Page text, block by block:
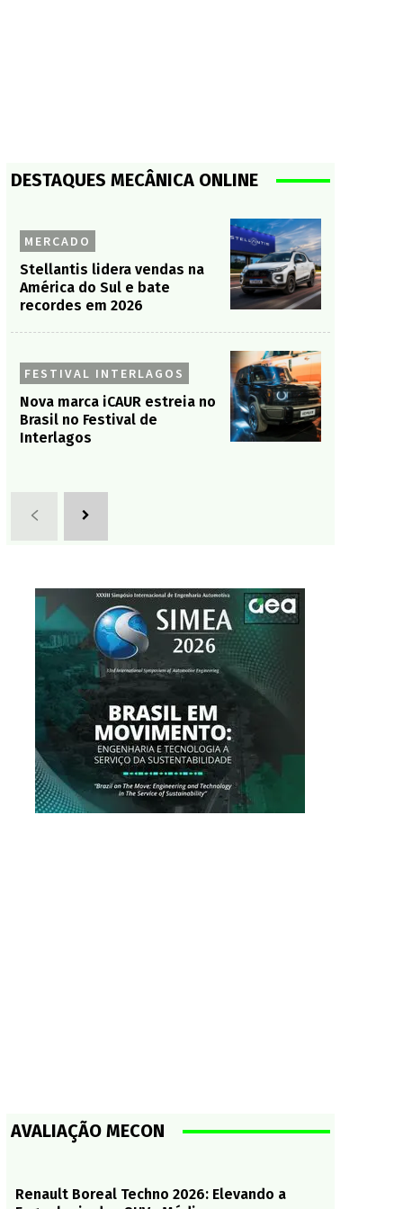
DESTAQUES MECÂNICA ONLINE
MERCADO
Stellantis lidera vendas na
América do Sul e bate
recordes em 2026
FESTIVAL INTERLAGOS
Nova marca iCAUR estreia no
Brasil no Festival de
Interlagos
AVALIAÇÃO MECON
Renault Boreal Techno 2026: Elevando a